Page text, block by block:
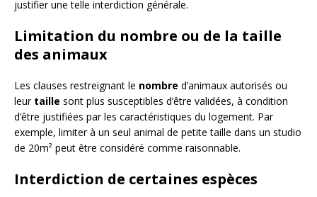
justifier une telle interdiction générale.
Limitation du nombre ou de la taille
des animaux
Les clauses restreignant le nombre d’animaux autorisés ou
leur taille sont plus susceptibles d’être validées, à condition
d’être justifiées par les caractéristiques du logement. Par
exemple, limiter à un seul animal de petite taille dans un studio
de 20m² peut être considéré comme raisonnable.
Interdiction de certaines espèces